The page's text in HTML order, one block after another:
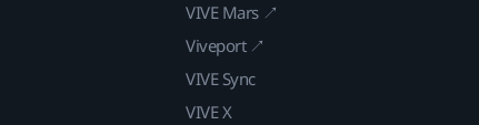
VIVE Mars ↗
Viveport ↗
VIVE Sync
VIVE X